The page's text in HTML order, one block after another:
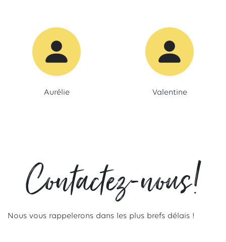
Aurélie Valentine
Contactez-nous!
Nous vous rappelerons dans les plus brefs délais !